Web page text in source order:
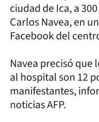
ciudad de Ica, a
Carlos Navea, en
Facebook del
Navea precisó que
al hospital son 12
manifestantes,
noticias AFP.